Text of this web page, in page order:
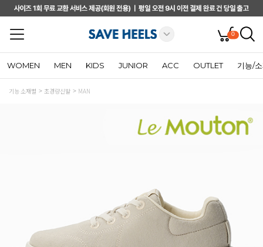
0
WOMEN MEN KIDS JUNIOR ACC OUTLET 기능/
기능 소재별 초경량신발 MAN